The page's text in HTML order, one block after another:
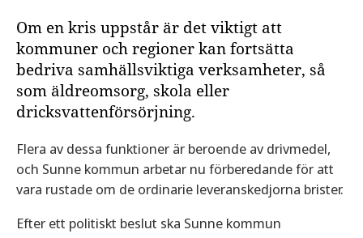
Om en kris uppstår är det viktigt att
kommuner och regioner kan fortsätta
bedriva samhällsviktiga verksamheter, så
som äldreomsorg, skola eller
dricksvattenförsörjning.
Flera av dessa funktioner är beroende av drivmedel,
och Sunne kommun arbetar nu förberedande för att
vara rustade om de ordinarie leveranskedjorna brister.
Efter ett politiskt beslut ska Sunne kommun